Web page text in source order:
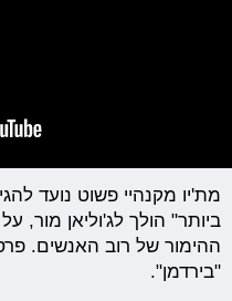
מת'יו מקנהיי פשוט נועד
ביותר" הולך לג'וליאן מור,
ההימור של רוב האנשים.
"בירדמן".